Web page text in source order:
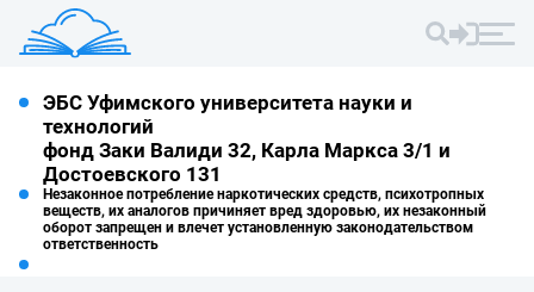
ЭБС Уфимского университета науки и
технологий
фонд Заки Валиди 32, Карла Маркса 3/1 и
Достоевского 131
Незаконное потребление наркотических средств, психотропных
веществ, их аналогов причиняет вред здоровью, их незаконный
оборот запрещен и влечет установленную законодательством
ответственность